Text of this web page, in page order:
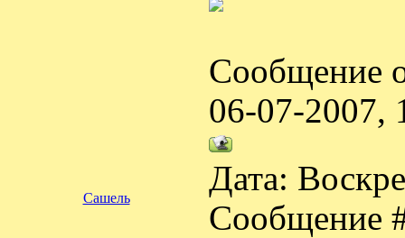
Сообщение
06-07-2007,
Сашель
Дата:
Сообщение